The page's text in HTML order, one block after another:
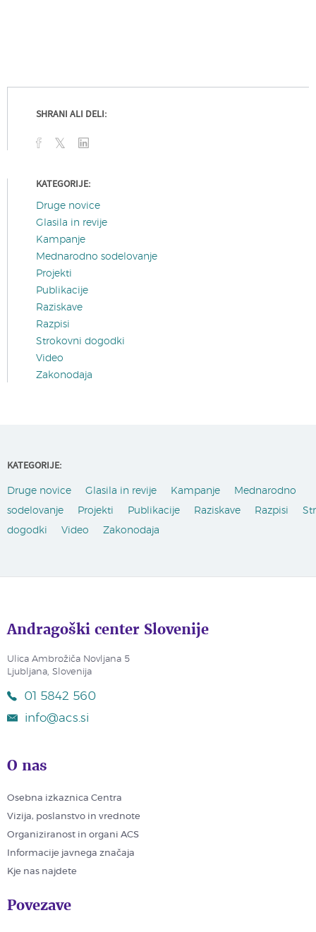
SHRANI ALI DELI:
KATEGORIJE:
Druge novice
Glasila in revije
Kampanje
Mednarodno sodelovanje
Projekti
Publikacije
Raziskave
Razpisi
Strokovni dogodki
Video
Zakonodaja
KATEGORIJE:
Druge novice Glasila in revije Kampanje
Mednarodno
sodelovanje
Projekti Publikacije Raziskave Razpisi
dogodki
Video Zakonodaja
Andragoški center Slovenije
Ulica Ambrožiča Novljana 5
Ljubljana, Slovenija
01 5842 560
info@acs.si
O nas
Osebna izkaznica Centra
Vizija, poslanstvo in vrednote
Organiziranost in organi ACS
Informacije javnega značaja
Kje nas najdete
Povezave